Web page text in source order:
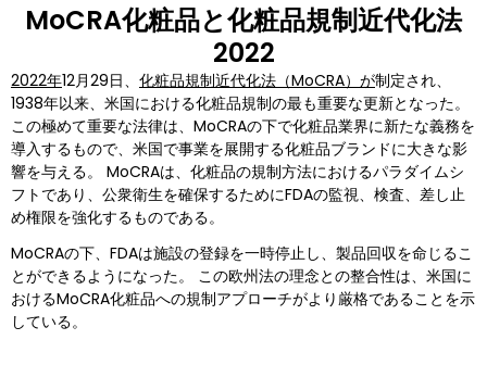
MoCRA化粧品と化粧品規制近代化法
2022
2022年12月29日、 化粧品規制近代化法（MoCRA）が制定され、
1938年以来、米国における化粧品規制の最も重要な更新となった。
この極めて重要な法律は、MoCRAの下で化粧品業界に新たな義務を
導入するもので、米国で事業を展開する化粧品ブランドに大きな影
響を与える。 MoCRAは、化粧品の規制方法におけるパラダイムシ
フトであり、公衆衛生を確保するためにFDAの監視、検査、差し止
め権限を強化するものである。
MoCRAの下、FDAは施設の登録を一時停止し、製品回収を命じるこ
とができるようになった。 この欧州法の理念との整合性は、米国に
おけるMoCRA化粧品への規制アプローチがより厳格であることを示
している。